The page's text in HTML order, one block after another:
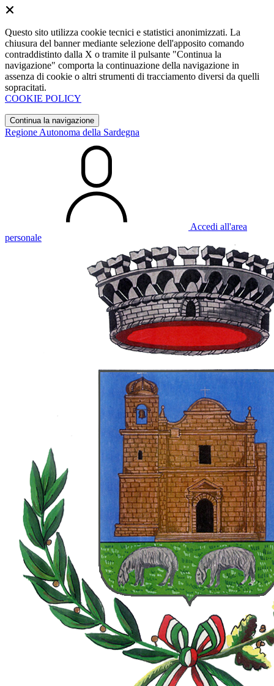
Questo sito utilizza cookie tecnici e statistici anonimizzati. La
chiusura del banner mediante selezione dell'apposito comando
contraddistinto dalla X o tramite il pulsante "Continua la
navigazione" comporta la continuazione della navigazione in
assenza di cookie o altri strumenti di tracciamento diversi da quelli
sopracitati.
COOKIE POLICY
Continua la navigazione
Regione Autonoma della Sardegna
Accedi all'area
personale